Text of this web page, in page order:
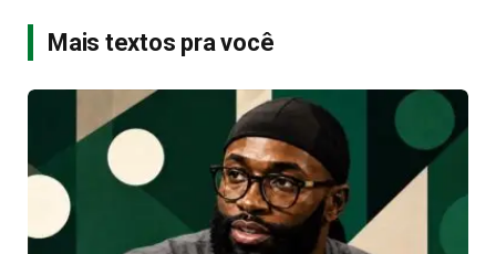
Mais textos pra você